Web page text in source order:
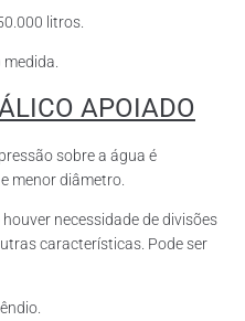
litros.
APOIADO
sobre a água é
menor diâmetro.
necessidade de divisões
características. Pode ser